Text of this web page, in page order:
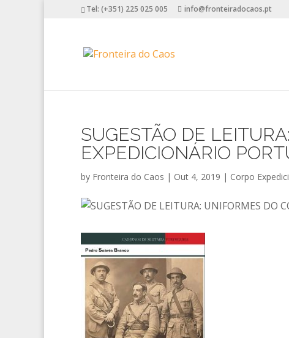
Tel: (+351) 225 025 005 info@fronteiradocaos.pt
SUGESTÃO DE
EXPEDICIONÁRIO
by Fronteira do Caos | Out 4, 2019 | Corpo